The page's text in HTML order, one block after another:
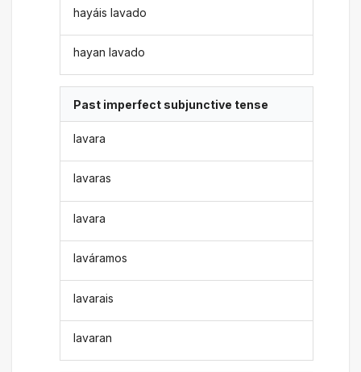
hayáis lavado
hayan lavado
Past imperfect subjunctive tense
lavara
lavaras
lavara
laváramos
lavarais
lavaran